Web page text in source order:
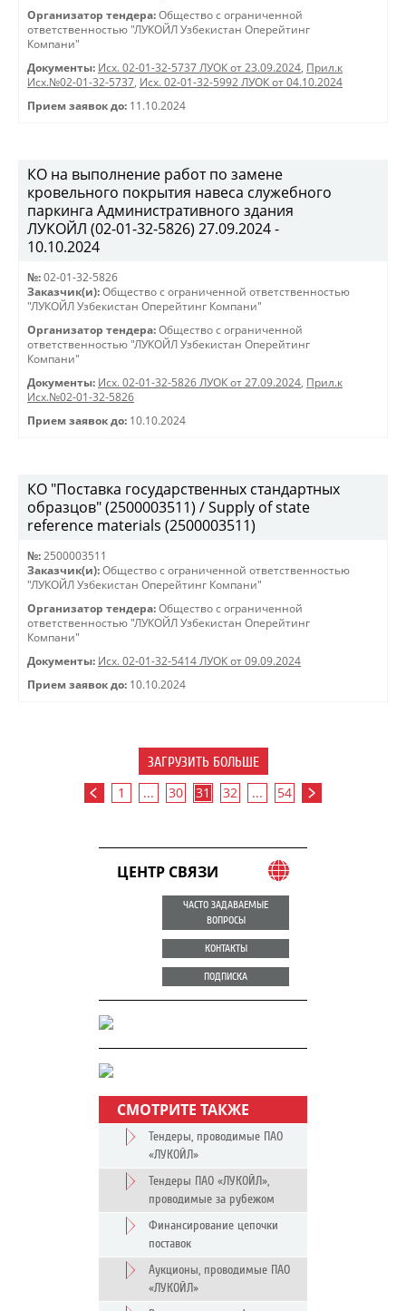
Организатор тендера: Общество с ограниченной
ответственностью "ЛУКОЙЛ Узбекистан Оперейтинг
Компани"
Документы: Исх. 02-01-32-5737 ЛУОК от 23.09.2024, Прил.к
Исх.№02-01-32-5737, Исх. 02-01-32-5992 ЛУОК от 04.10.2024
Прием заявок до: 11.10.2024
КО на выполнение работ по замене
кровельного покрытия навеса служебного
паркинга Административного здания
ЛУКОЙЛ (02-01-32-5826) 27.09.2024 -
10.10.2024
№: 02-01-32-5826
Заказчик(и): Общество с ограниченной ответственностью
"ЛУКОЙЛ Узбекистан Оперейтинг Компани"
Организатор тендера: Общество с ограниченной
ответственностью "ЛУКОЙЛ Узбекистан Оперейтинг
Компани"
Документы: Исх. 02-01-32-5826 ЛУОК от 27.09.2024, Прил.к
Исх.№02-01-32-5826
Прием заявок до: 10.10.2024
КО "Поставка государственных стандартных
образцов" (2500003511) / Supply of state
reference materials (2500003511)
№: 2500003511
Заказчик(и): Общество с ограниченной ответственностью
"ЛУКОЙЛ Узбекистан Оперейтинг Компани"
Организатор тендера: Общество с ограниченной
ответственностью "ЛУКОЙЛ Узбекистан Оперейтинг
Компани"
Документы: Исх. 02-01-32-5414 ЛУОК от 09.09.2024
Прием заявок до: 10.10.2024
ЗАГРУЗИТЬ БОЛЬШЕ
1 ... 30 31 32 ... 54
ЦЕНТР СВЯЗИ
ЧАСТО ЗАДАВАЕМЫЕ
ВОПРОСЫ
КОНТАКТЫ
ПОДПИСКА
СМОТРИТЕ ТАКЖЕ
Тендеры, проводимые ПАО
«ЛУКОЙЛ»
Тендеры ПАО «ЛУКОЙЛ»,
проводимые за рубежом
Финансирование цепочки
поставок
Аукционы, проводимые ПАО
«ЛУКОЙЛ»